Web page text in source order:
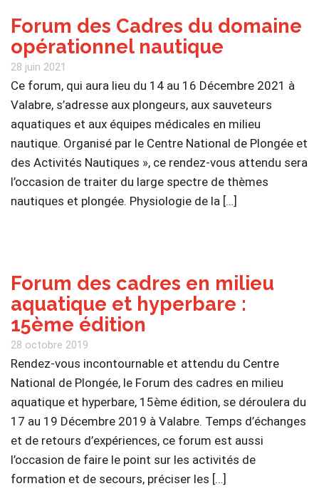
Forum des Cadres du domaine
opérationnel nautique
28 juin 2021
Ce forum, qui aura lieu du 14 au 16 Décembre 2021 à
Valabre, s’adresse aux plongeurs, aux sauveteurs
aquatiques et aux équipes médicales en milieu
nautique. Organisé par le Centre National de Plongée et
des Activités Nautiques », ce rendez-vous attendu sera
l’occasion de traiter du large spectre de thèmes
nautiques et plongée. Physiologie de la […]
Forum des cadres en milieu
aquatique et hyperbare :
15ème édition
28 octobre 2019
Rendez-vous incontournable et attendu du Centre
National de Plongée, le Forum des cadres en milieu
aquatique et hyperbare, 15ème édition, se déroulera du
17 au 19 Décembre 2019 à Valabre. Temps d’échanges
et de retours d’expériences, ce forum est aussi
l’occasion de faire le point sur les activités de
formation et de secours, préciser les […]